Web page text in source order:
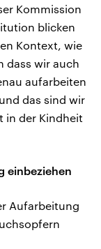
Kommission
blicken
Kontext, wie
dass wir auch
aufarbeiten
das sind wir
in der Kindheit
einbeziehen
Aufarbeitung